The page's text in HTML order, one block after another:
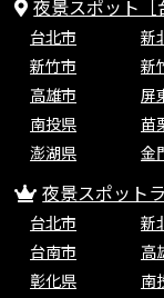
夜景スポット［
台北市 新
新竹市
新
高雄市
屏
南投県
苗
澎湖県
金
夜景スポット
台北市 新
台南市
高
彰化県
南